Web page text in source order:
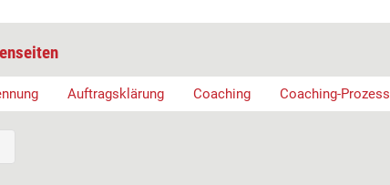
Auftragsklärung Coaching Coaching-Prozess